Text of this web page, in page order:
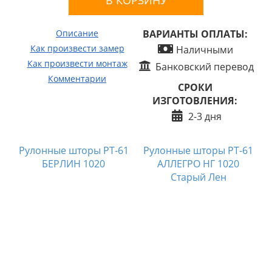
Описание
Как произвести замер
Как произвести монтаж
Комментарии
ВАРИАНТЫ ОПЛАТЫ:
Наличными
Банковский перевод
СРОКИ
ИЗГОТОВЛЕНИЯ:
2-3 дня
Рулонные шторы РТ-61
БЕРЛИН 1020
Рулонные шторы РТ-61
АЛЛЕГРО НГ 1020
Старый Лен